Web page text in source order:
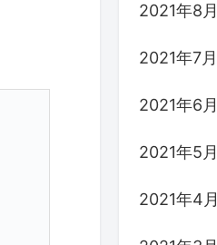
2021年8月
2021年7月
2021年6月
2021年5月
2021年4月